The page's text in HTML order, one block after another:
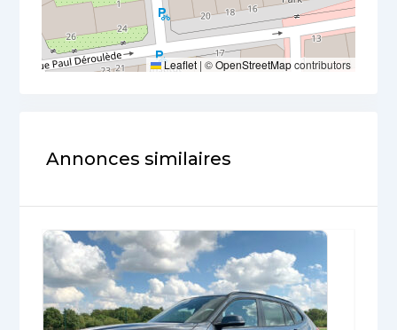
Leaflet | ©OpenStreetMapcontributors
Annonces similaires